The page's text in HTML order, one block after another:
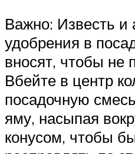
Важно: Известь и
удобрения в
вносят, чтобы не
Вбейте в центр
посадочную
яму, насыпая
конусом, чтобы